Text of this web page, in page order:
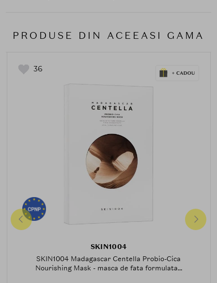
PRODUSE DIN ACEEASI GAMA
36
SKIN1004
SKIN1004 Madagascar Centella Probio-Cica
Nourishing Mask - masca de fata formulata...